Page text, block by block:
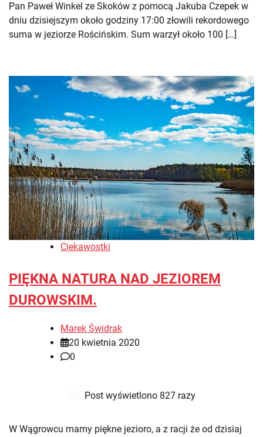
Pan Paweł Winkel ze Skoków z pomocą Jakuba Czepek w
dniu dzisiejszym około godziny 17:00 złowili rekordowego
suma w jeziorze Rościńskim. Sum warzył około 100 […]
Ciekawostki
PIĘKNA NATURA NAD JEZIOREM
DUROWSKIM.
Marek Świdrak
20 kwietnia 2020
0
Post wyświetlono 827 razy
W Wągrowcu mamy piękne jezioro, a z racji że od dzisiaj